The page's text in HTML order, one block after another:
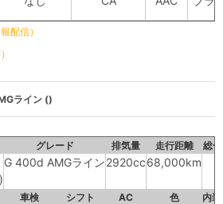
配信）
ライン ()
グレード 排気量 走行距離 総
G 400d AMGライン2920cc68,000km
車検 シフト AC 色 内装